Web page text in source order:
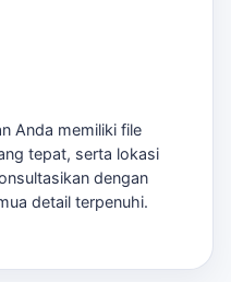
desain dapat
Anda memilih
tetapi juga sesuai
berdekatan,
Laksana
sebelum menentukan
Anda memiliki file
tepat, serta lokasi
dengan
detail terpenuhi.